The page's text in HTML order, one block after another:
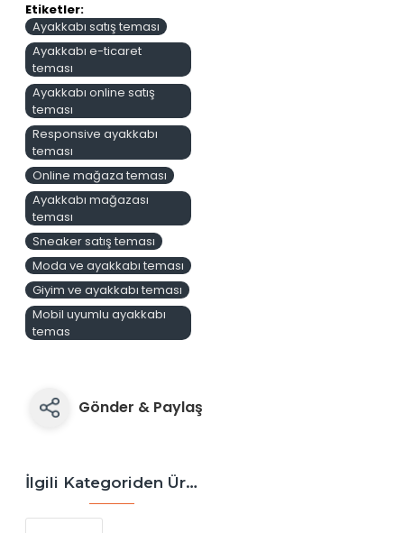
Etiketler:
Ayakkabı satış teması
Ayakkabı e-ticaret
teması
Ayakkabı online satış
teması
Responsive ayakkabı
teması
Online mağaza teması
Ayakkabı mağazası
teması
Sneaker satış teması
Moda ve ayakkabı teması
Giyim ve ayakkabı teması
Mobil uyumlu ayakkabı
temas
Gönder & Paylaş
İlgili Kategoriden Ürünler